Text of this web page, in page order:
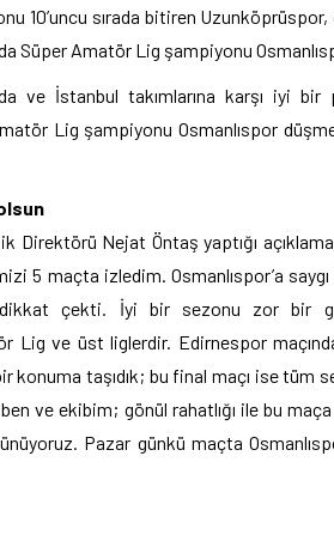
10’uncu sırada bitiren
Süper Amatör Lig şampiyonu
ve İstanbul takımlarına karşı iyi bir
Lig şampiyonu Osmanlıspor
Direktörü Nejat Öntaş yaptığı
5 maçta izledim. Osmanlıspor’a
çekti. İyi bir sezonu zor bir
Lig ve üst liglerdir. Edirnespor
konuma taşıdık; bu final maçı ise tüm
ve ekibim; gönül rahatlığı ile bu maça
Pazar günkü maçta